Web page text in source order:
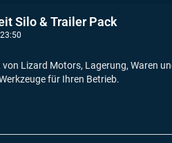
Silo & Trailer Pack
von Lizard Motors, Lagerung, Waren
für Ihren Betrieb.